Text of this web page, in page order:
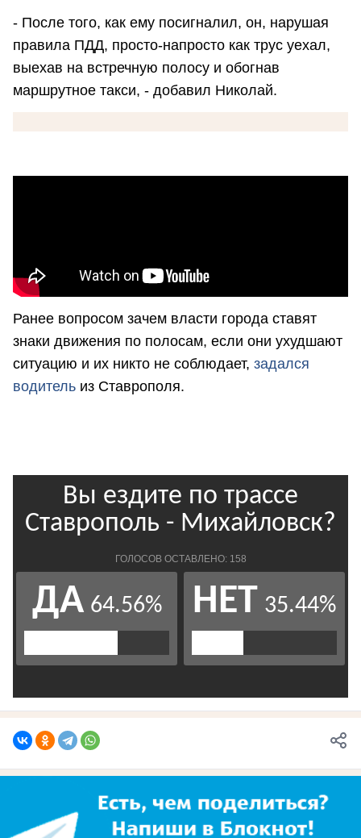
- После того, как ему посигналил, он, нарушая
правила ПДД, просто-напросто как трус уехал,
выехав на встречную полосу и обогнав
маршрутное такси, - добавил Николай.
Ранее вопросом зачем власти города ставят
знаки движения по полосам, если они ухудшают
ситуацию и их никто не соблюдает, задался
водитель из Ставрополя.